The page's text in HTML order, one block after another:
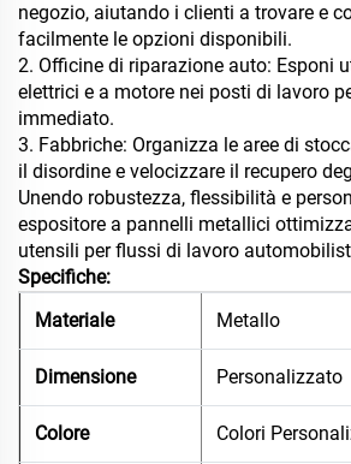
negozio, aiutando i clienti a trovare e
facilmente le opzioni disponibili.
2. Officine di riparazione auto: Esponi
elettrici e a motore nei posti di lavoro
immediato.
3. Fabbriche: Organizza le aree di
il disordine e velocizzare il recupero
Unendo robustezza, flessibilità e
espositore a pannelli metallici
utensili per flussi di lavoro
Specifiche:
Materiale
Metallo
Dimensione Personalizzato
Colore Colori